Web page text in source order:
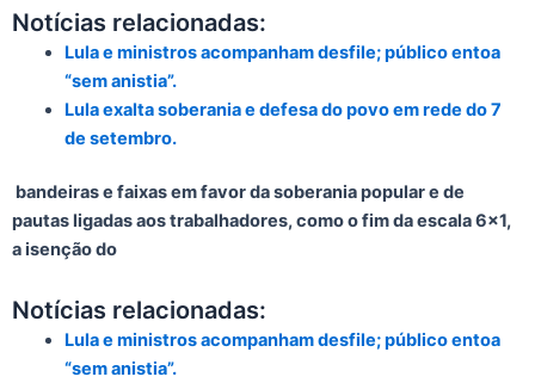
Notícias relacionadas:
Lula e ministros acompanham desfile; público entoa
“sem anistia”.
Lula exalta soberania e defesa do povo em rede do 7
de setembro.
bandeiras e faixas em favor da soberania popular e de
pautas ligadas aos trabalhadores, como o fim da escala 6×1,
a isenção do
Notícias relacionadas:
Lula e ministros acompanham desfile; público entoa
“sem anistia”.